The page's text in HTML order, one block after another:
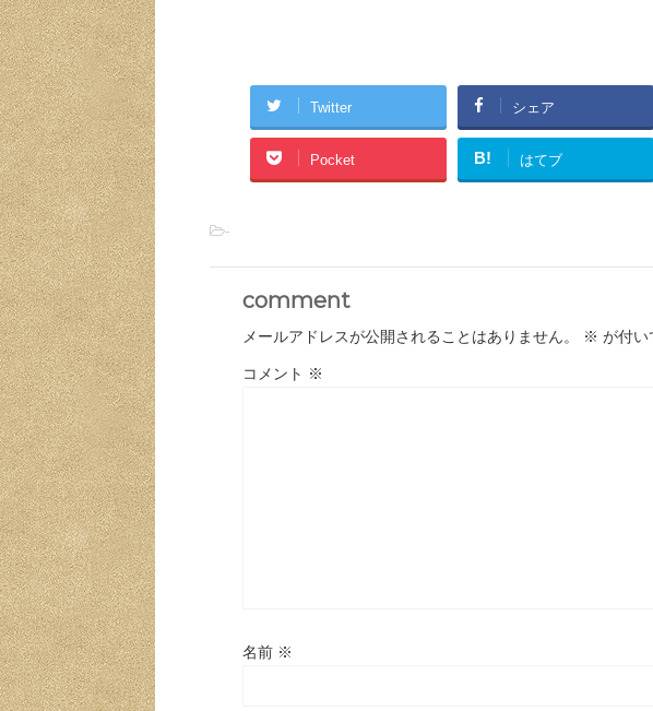
Twitter シェア
Pocket B! はてブ
-
comment
メールアドレスが公開されることはありません。 ※ が付い
コメント ※
名前 ※